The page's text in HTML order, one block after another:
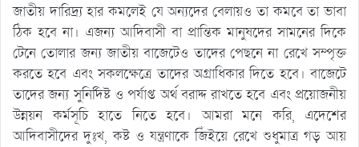
জাতীয় দারিদ্র্য হার কমলেই যে অন্যদের বেলায়ও তা কমবে তা ভাবা
ঠিক হবে না। এজন্য আদিবাসী বা প্রান্তিক মানুষদের সামনের দিকে
টেনে তোলার জন্য জাতীয় বাজেটেও তাদের পেছনে না রেখে সম্পৃক্ত
করতে হবে এবং সকলক্ষেত্রে তাদের অগ্রাধিকার দিতে হবে। বাজেটে
তাদের জন্য সুনির্দিষ্ট ও পর্যাপ্ত অর্থ বরাদ্দ রাখতে হবে এবং প্রয়োজনীয়
উন্নয়ন কর্মসূচি হাতে নিতে হবে। আমরা মনে করি, এদেশের
আদিবাসীদের দুঃখ, কষ্ট ও যন্ত্রণাকে জিঁইয়ে রেখে শুধুমাত্র গড় আয়